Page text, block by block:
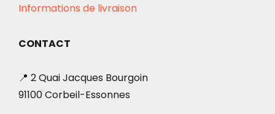
Informations de livraison
CONTACT
📍 2 Quai Jacques Bourgoin
91100 Corbeil-Essonnes